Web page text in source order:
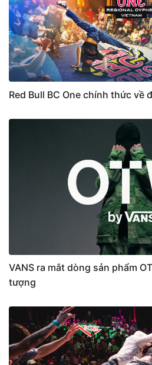
Red Bull BC One chính thức về
VANS ra mắt dòng sản phẩm
tượng